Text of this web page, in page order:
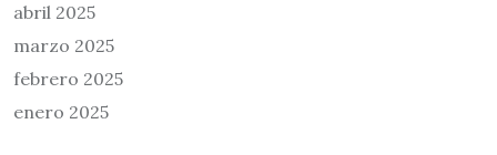
abril 2025
marzo 2025
febrero 2025
enero 2025